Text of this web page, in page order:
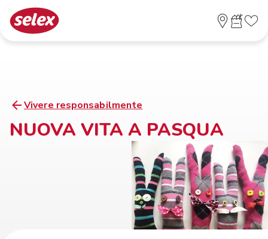
Vivere responsabilmente
NUOVA VITA A PASQUA